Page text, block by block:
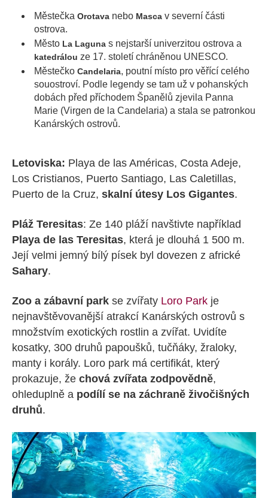
Městečka Orotava nebo Masca v severní části
ostrova.
Město La Laguna s nejstarší univerzitou ostrova a
katedrálou ze 17. století chráněnou UNESCO.
Městečko Candelaria, poutní místo pro věřící celého
souostroví. Podle legendy se tam už v pohanských
dobách před příchodem Španělů zjevila Panna
Marie (Virgen de la Candelaria) a stala se patronkou
Kanárských ostrovů.
Letoviska: Playa de las Américas, Costa Adeje,
Los Cristianos, Puerto Santiago, Las Caletillas,
Puerto de la Cruz, skalní útesy Los Gigantes.
Pláž Teresitas: Ze 140 pláží navštivte například
Playa de las Teresitas, která je dlouhá 1 500 m.
Její velmi jemný bílý písek byl dovezen z africké
Sahary.
Zoo a zábavní park se zvířaty Loro Park je
nejnavštěvovanější atrakcí Kanárských ostrovů s
množstvím exotických rostlin a zvířat. Uvidíte
kosatky, 300 druhů papoušků, tučňáky, žraloky,
manty i korály. Loro park má certifikát, který
prokazuje, že chová zvířata zodpovědně,
ohleduplně a podílí se na záchraně živočišných
druhů.